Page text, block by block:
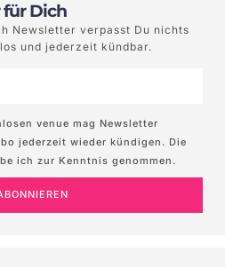
für Dich
Newsletter verpasst Du nichts
und jederzeit kündbar.
venue mag Newsletter
jederzeit wieder kündigen. Die
ich zur Kenntnis genommen.